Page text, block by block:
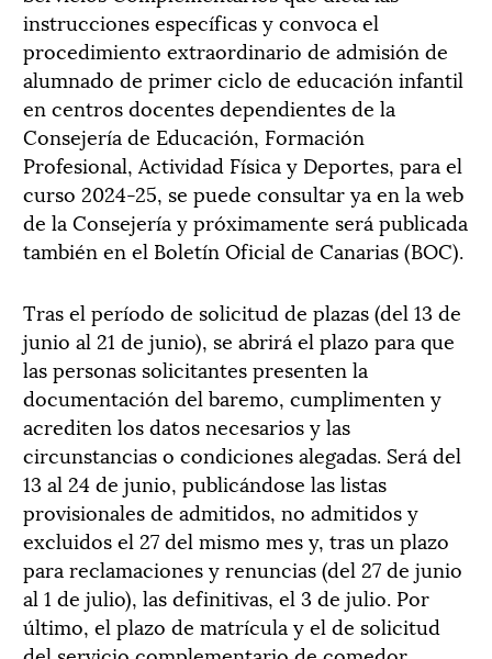
instrucciones específicas y convoca el
procedimiento extraordinario de admisión de
alumnado de primer ciclo de educación infantil
en centros docentes dependientes de la
Consejería de Educación, Formación
Profesional, Actividad Física y Deportes, para el
curso 2024-25, se puede consultar ya en la web
de la Consejería y próximamente será publicada
también en el Boletín Oficial de Canarias (BOC).
Tras el período de solicitud de plazas (del 13 de
junio al 21 de junio), se abrirá el plazo para que
las personas solicitantes presenten la
documentación del baremo, cumplimenten y
acrediten los datos necesarios y las
circunstancias o condiciones alegadas. Será del
13 al 24 de junio, publicándose las listas
provisionales de admitidos, no admitidos y
excluidos el 27 del mismo mes y, tras un plazo
para reclamaciones y renuncias (del 27 de junio
al 1 de julio), las definitivas, el 3 de julio. Por
último, el plazo de matrícula y el de solicitud